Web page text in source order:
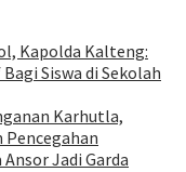
Kapolda Kalteng:
Siswa di Sekolah
Karhutla,
Pencegahan
Jadi Garda